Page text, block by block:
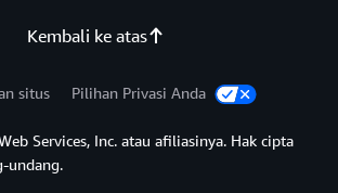
Kembali ke atas
situs
Pilihan Privasi Anda
Services, Inc. atau afiliasinya. Hak cipta
undang.